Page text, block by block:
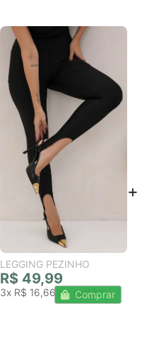
LEGGING PEZINHO
R$ 49,99
3x R$ 16,66 Comprar